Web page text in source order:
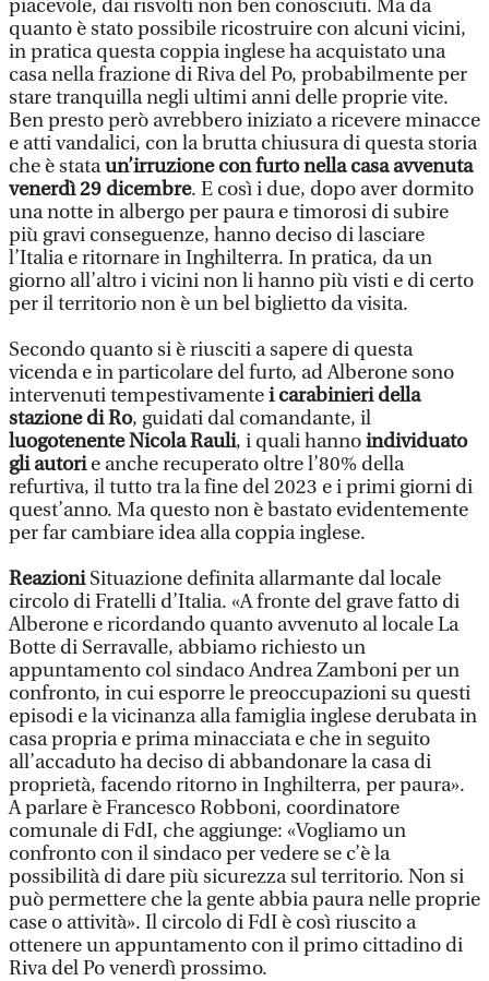
piacevole, dai risvolti non ben conosciuti. Ma da
quanto è stato possibile ricostruire con alcuni vicini,
in pratica questa coppia inglese ha acquistato una
casa nella frazione di Riva del Po, probabilmente per
stare tranquilla negli ultimi anni delle proprie vite.
Ben presto però avrebbero iniziato a ricevere minacce
e atti vandalici, con la brutta chiusura di questa storia
che è stataun’irruzione con furto nella casa avvenuta
venerdì 29 dicembre. E così i due, dopo aver dormito
una notte in albergo per paura e timorosi di subire
più gravi conseguenze, hanno deciso di lasciare
l’Italia e ritornare in Inghilterra. In pratica, da un
giorno all’altro i vicini non li hanno più visti e di certo
per il territorio non è un bel biglietto da visita.
Secondo quanto si è riusciti a sapere di questa
vicenda e in particolare del furto, ad Alberone sono
intervenuti tempestivamentei carabinieri della
stazione di Ro, guidati dal comandante, il
luogotenente Nicola Rauli, i quali hannoindividuato
gli autorie anche recuperato oltre l’80% della
refurtiva, il tutto tra la fine del 2023 e i primi giorni di
quest’anno. Ma questo non è bastato evidentemente
per far cambiare idea alla coppia inglese.
ReazioniSituazione definita allarmante dal locale
circolo di Fratelli d’Italia. «A fronte del grave fatto di
Alberone e ricordando quanto avvenuto al locale La
Botte di Serravalle, abbiamo richiesto un
appuntamento col sindaco Andrea Zamboni per un
confronto, in cui esporre le preoccupazioni su questi
episodi e la vicinanza alla famiglia inglese derubata in
casa propria e prima minacciata e che in seguito
all’accaduto ha deciso di abbandonare la casa di
proprietà, facendo ritorno in Inghilterra, per paura».
A parlare è Francesco Robboni, coordinatore
comunale di FdI, che aggiunge: «Vogliamo un
confronto con il sindaco per vedere se c’è la
possibilità di dare più sicurezza sul territorio. Non si
può permettere che la gente abbia paura nelle proprie
case o attività». Il circolo di FdI è così riuscito a
ottenere un appuntamento con il primo cittadino di
Riva del Po venerdì prossimo.